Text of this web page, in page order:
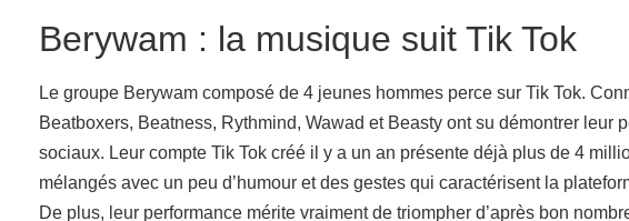
Berywam : la musique suit Tik Tok
Le groupe Berywam composé de 4 jeunes hommes perce sur Tik Tok.
Beatboxers, Beatness, Rythmind, Wawad et Beasty ont su démontrer leur
sociaux. Leur compte Tik Tok créé il y a un an présente déjà plus de 4
mélangés avec un peu d’humour et des gestes qui caractérisent la
De plus, leur performance mérite vraiment de triompher d’après bon